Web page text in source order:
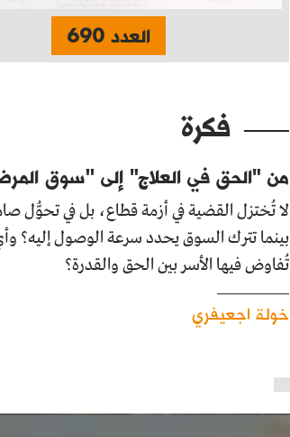
العدد 690
فكرة
من "الحق في العلاج" إلى ''سوق
لا تُختزل القضية في أزمة قطاع، بل في تحوُّل
بينما تترك السوق يحدد سرعة الوصول إليه؟
تُفاوض فيها الأسر بين الحق والقدرة؟
خولة اجعيفري